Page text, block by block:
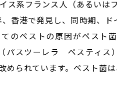
系フランス人（あるいは
香港で発見し、同時期、
のペストの原因がペスト
スツーレラ ペスティス）
められています。ペスト菌